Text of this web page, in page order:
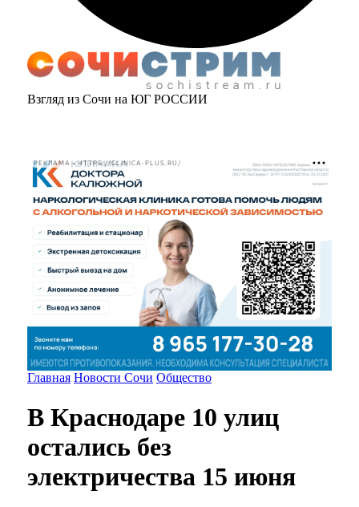
Взгляд из Сочи на ЮГ РОССИИ
РЕКЛАМА • HTTPS://CLINICA-PLUS.RU/
Главная Новости Сочи Общество
В Краснодаре 10 улиц
остались без
электричества 15 июня